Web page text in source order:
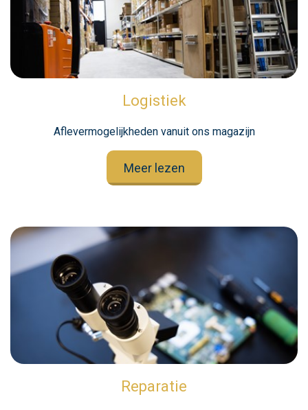
Logistiek
Aflevermogelijkheden vanuit ons magazijn
Meer lezen
Reparatie